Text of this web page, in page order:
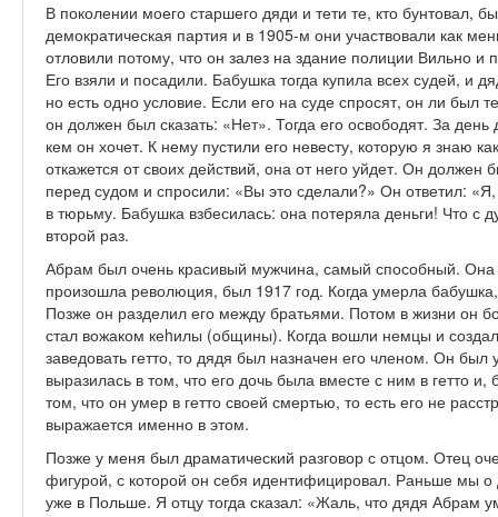
В поколении моего старшего дяди и тети те, кто бунтовал,
демократическая партия и в 1905-м они участвовали как
отловили потому, что он залез на здание полиции Вильно
Его взяли и посадили. Бабушка тогда купила всех судей, и
но есть одно условие. Если его на суде спросят, он ли был
он должен был сказать: «Нет». Тогда его освободят. За
кем он хочет. К нему пустили его невесту, которую я знаю
откажется от своих действий, она от него уйдет. Он должен
перед судом и спросили: «Вы это сделали?» Он ответил:
в тюрьму. Бабушка взбесилась: она потеряла деньги! Что с
второй раз.
Абрам был очень красивый мужчина, самый способный. Она
произошла революция, был 1917 год. Когда умерла
Позже он разделил его между братьями. Потом в жизни он
стал вожаком кеhилы (общины). Когда вошли немцы и
заведовать гетто, то дядя был назначен его членом. Он был
выразилась в том, что его дочь была вместе с ним в гетто
том, что он умер в гетто своей смертью, то есть его не
выражается именно в этом.
Позже у меня был драматический разговор с отцом. Отец
фигурой, с которой он себя идентифицировал. Раньше мы о
уже в Польше. Я отцу тогда сказал: «Жаль, что дядя Абрам